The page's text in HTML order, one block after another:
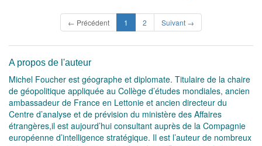
← Précédent 1 (current)
2 Suivant →
A propos de l'auteur
Michel Foucher est géographe et diplomate. Titulaire de la chaire
de géopolitique appliquée au Collège d’études mondiales, ancien
ambassadeur de France en Lettonie et ancien directeur du
Centre d’analyse et de prévision du ministère des Affaires
étrangères,il est aujourd’hui consultant auprès de la Compagnie
européenne d’intelligence stratégique. Il est l’auteur de nombreux